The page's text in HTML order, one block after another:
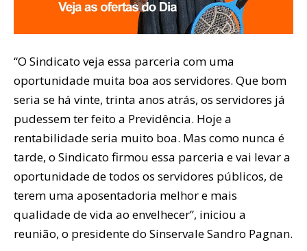
“O Sindicato veja essa parceria com uma
oportunidade muita boa aos servidores. Que bom
seria se há vinte, trinta anos atrás, os servidores já
pudessem ter feito a Previdência. Hoje a
rentabilidade seria muito boa. Mas como nunca é
tarde, o Sindicato firmou essa parceria e vai levar a
oportunidade de todos os servidores públicos, de
terem uma aposentadoria melhor e mais
qualidade de vida ao envelhecer”, iniciou a
reunião, o presidente do Sinservale Sandro Pagnan.